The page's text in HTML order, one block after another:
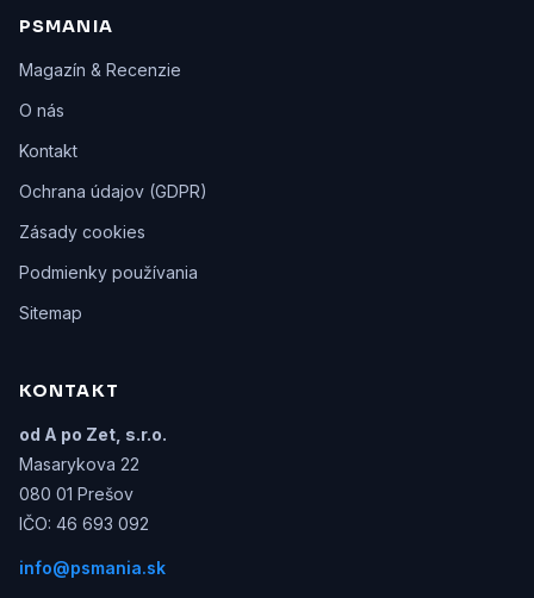
PSMANIA
Magazín & Recenzie
O nás
Kontakt
Ochrana údajov (GDPR)
Zásady cookies
Podmienky používania
Sitemap
KONTAKT
od A po Zet, s.r.o.
Masarykova 22
080 01 Prešov
IČO: 46 693 092
info@psmania.sk